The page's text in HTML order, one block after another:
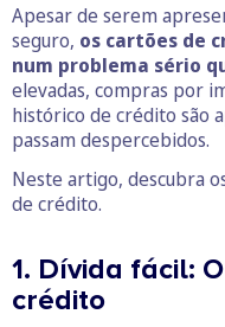
Apesar de serem
seguro, os cartões de
num problema sério
elevadas, compras por
histórico de crédito são
passam despercebidos.
Neste artigo, descubra
de crédito.
1. Dívida fácil:
crédito